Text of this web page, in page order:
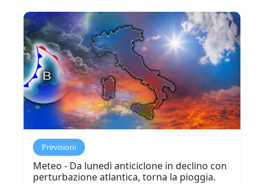
Previsioni
Meteo - Da lunedì anticiclone in declino con
perturbazione atlantica, torna la pioggia.